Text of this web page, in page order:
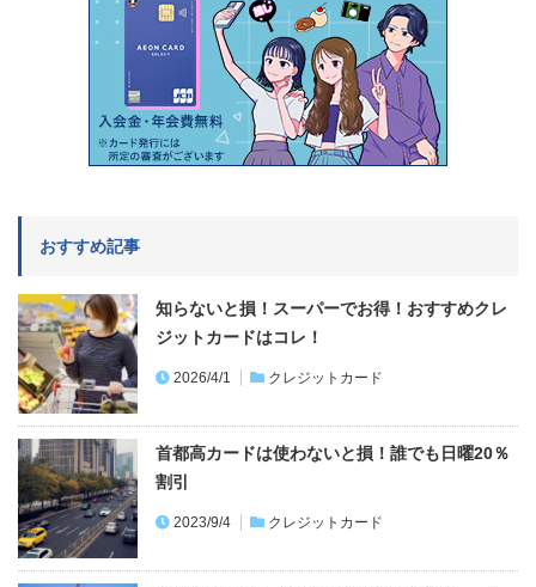
おすすめ記事
知らないと損！スーパーでお得！おすすめクレ
ジットカードはコレ！
2026/4/1 クレジットカード
首都高カードは使わないと損！誰でも日曜20％
割引
2023/9/4 クレジットカード